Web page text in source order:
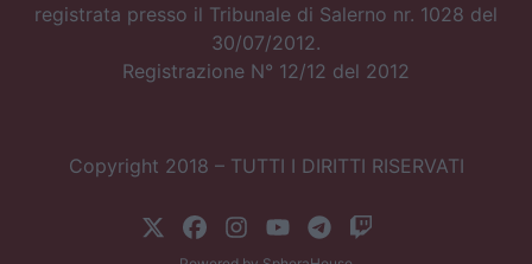
registrata presso il Tribunale di Salerno nr. 1028 del
30/07/2012.
Registrazione N° 12/12 del 2012
Copyright 2018 – TUTTI I DIRITTI RISERVATI